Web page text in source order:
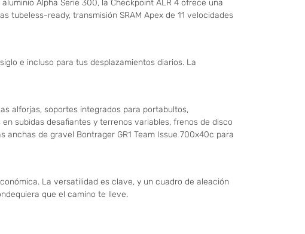
Alpha Serie 300, la Checkpoint ALR 4 ofrece una
tubeless-ready, transmisión SRAM Apex de 11 velocidades
e incluso para tus desplazamientos diarios. La
alforjas, soportes integrados para portabultos,
subidas desafiantes y terrenos variables, frenos de disco
de gravel Bontrager GR1 Team Issue 700x40c para
La versatilidad es clave, y un cuadro de aleación
que el camino te lleve.